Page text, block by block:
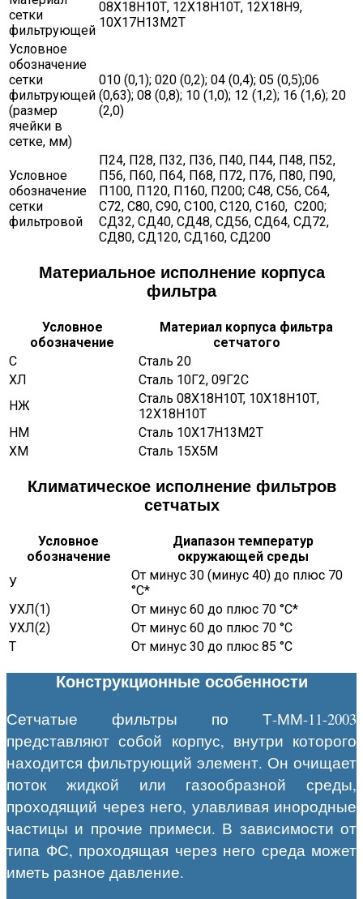
сетки
фильтрующей
08Х18Н10Т, 12Х18Н10Т, 12Х18Н9,
10Х17Н13М2Т
Условное
обозначение
сетки
фильтрующей
(размер
ячейки в
сетке, мм)
010 (0,1); 020 (0,2); 04 (0,4); 05 (0,5);06
(0,63); 08 (0,8); 10 (1,0); 12 (1,2); 16 (1,6); 20
(2,0)
Условное
обозначение
сетки
фильтровой
П24, П28, П32, П36, П40, П44, П48, П52,
П56, П60, П64, П68, П72, П76, П80, П90,
П100, П120, П160, П200; С48, С56, С64,
С72, С80, С90, С100, С120, С160, С200;
СД32, СД40, СД48, СД56, СД64, СД72,
СД80, СД120, СД160, СД200
Материальное исполнение корпуса
фильтра
Условное
обозначение
Материал корпуса фильтра
сетчатого
С
Сталь 20
ХЛ
Сталь 10Г2, 09Г2С
НЖ
Сталь 08X18H10T, 10X18H10Т,
12X18H10T
НМ
Сталь 10Х17Н13М2Т
ХМ
Сталь 15Х5М
Климатическое исполнение фильтров
сетчатых
Условное
обозначение
Диапазон температур
окружающей среды
У
От минус 30 (минус 40) до плюс 70
°С*
УХЛ(1)
От минус 60 до плюс 70 °С*
УХЛ(2)
От минус 60 до плюс 70 °С
Т
От минус 30 до плюс 85 °С
Конструкционные особенности
Сетчатые фильтры по Т-ММ-11-2003
представляют собой корпус, внутри которого
находится фильтрующий элемент. Он очищает
поток жидкой или газообразной среды,
проходящий через него, улавливая инородные
частицы и прочие примеси. В зависимости от
типа ФС, проходящая через него среда может
иметь разное давление.